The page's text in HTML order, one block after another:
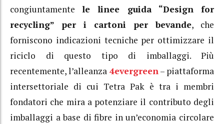
congiuntamentele linee guida “Design for
recycling” per i cartoni per bevande, che
forniscono indicazioni tecniche per ottimizzare il
riciclo di questo tipo di imballaggi. Più
recentemente, l’alleanza 4evergreen – piattaforma
intersettoriale di cui Tetra Pak è tra i membri
fondatori che mira a potenziare il contributo degli
imballaggi a base di fibre in un’economia circolare